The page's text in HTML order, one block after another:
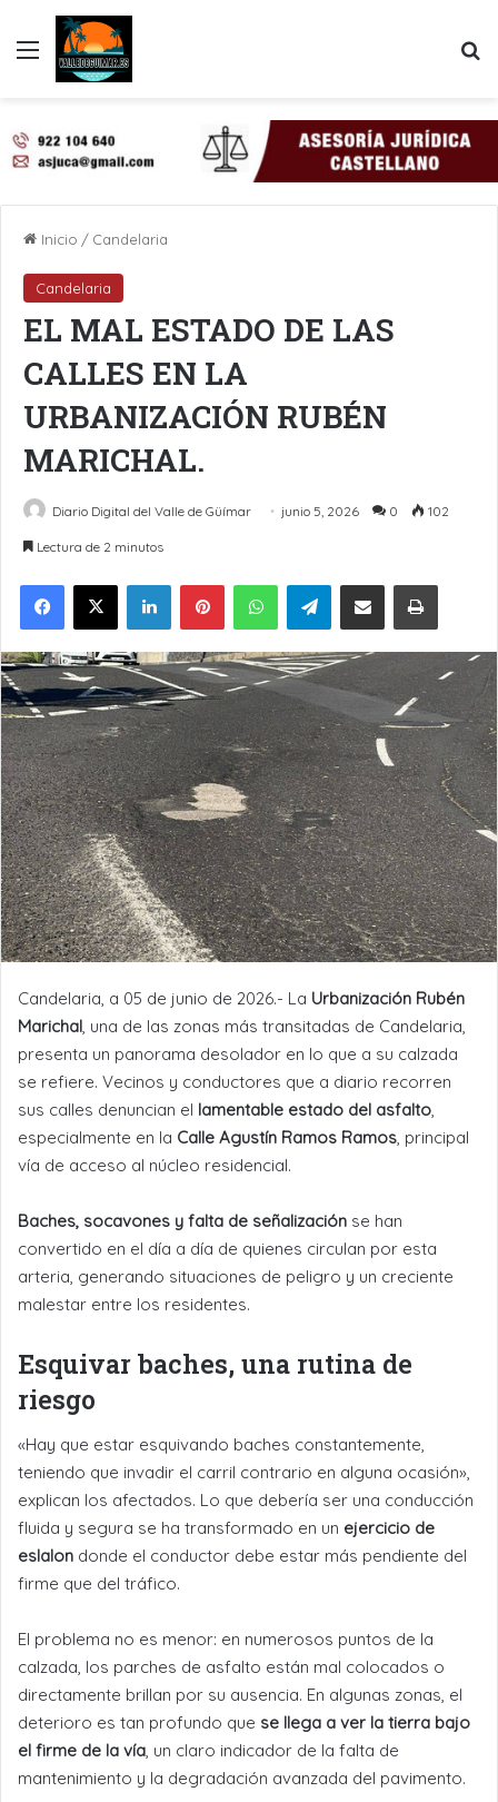
Menú
Inicio / Candelaria
Candelaria
EL MAL ESTADO DE LAS
CALLES EN LA
URBANIZACIÓN RUBÉN
MARICHAL.
Diario Digital del Valle de Güímar junio 5, 2026 0 102
Lectura de 2 minutos
LinkedInPinterestWhatsAppTelegramCompartir por Email Imprimir
Candelaria, a 05 de junio de 2026.- La Urbanización Rubén
Marichal, una de las zonas más transitadas de Candelaria,
presenta un panorama desolador en lo que a su calzada
se refiere. Vecinos y conductores que a diario recorren
sus calles denuncian el lamentable estado del asfalto,
especialmente en la Calle Agustín Ramos Ramos, principal
vía de acceso al núcleo residencial.
Baches, socavones y falta de señalización se han
convertido en el día a día de quienes circulan por esta
arteria, generando situaciones de peligro y un creciente
malestar entre los residentes.
Esquivar baches, una rutina de
riesgo
«Hay que estar esquivando baches constantemente,
teniendo que invadir el carril contrario en alguna ocasión»,
explican los afectados. Lo que debería ser una conducción
fluida y segura se ha transformado en un ejercicio de
eslalon donde el conductor debe estar más pendiente del
firme que del tráfico.
El problema no es menor: en numerosos puntos de la
calzada, los parches de asfalto están mal colocados o
directamente brillan por su ausencia. En algunas zonas, el
deterioro es tan profundo que se llega a ver la tierra bajo
el firme de la vía , un claro indicador de la falta de
mantenimiento y la degradación avanzada del pavimento.